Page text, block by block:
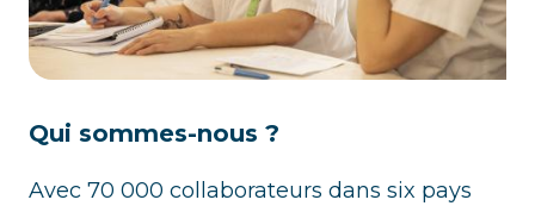
Qui sommes-nous ?
Avec 70 000 collaborateurs dans six pays